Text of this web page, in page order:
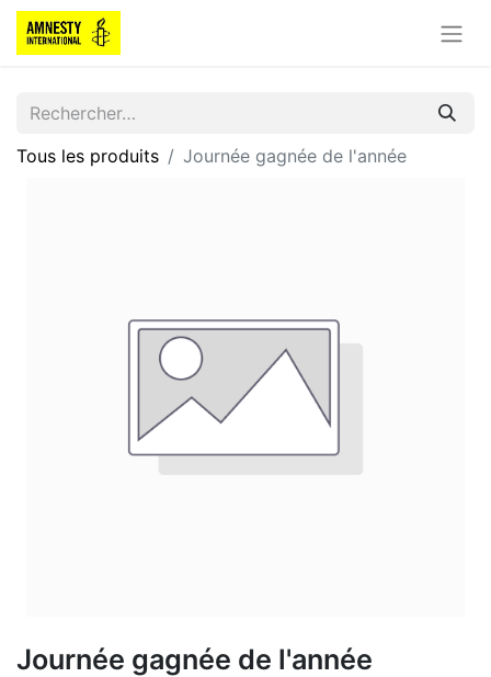
Tous les produits Journée gagnée de l'année
Journée gagnée de l'année